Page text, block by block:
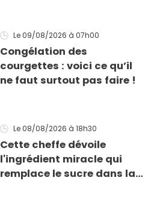
Le 09/08/2026 à 07h00
Congélation des
courgettes : voici ce qu’il
ne faut surtout pas faire !
Le 08/08/2026 à 18h30
Cette cheffe dévoile
l'ingrédient miracle qui
remplace le sucre dans la